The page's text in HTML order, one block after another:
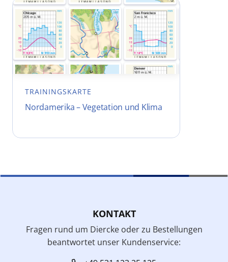
TRAININGSKARTE
Nordamerika – Vegetation und Klima
KONTAKT
Fragen rund um Diercke oder zu Bestellungen
beantwortet unser Kundenservice: